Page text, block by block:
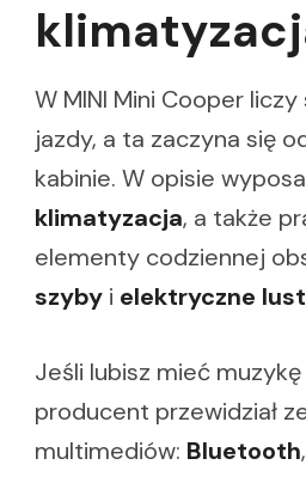
W MINI Mini Cooper
jazdy, a ta zaczyna się
kabinie. W opisie
klimatyzacja, a także
elementy codziennej
szyby i elektryczne
Jeśli lubisz mieć
producent przewidział
multimediów: Bluetooth,